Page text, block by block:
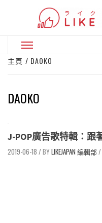
Primary
Menu
主頁 DAOKO
DAOKO
J-POP廣告歌特輯：跟
2019-06-18 / LIKEJAPAN 編輯部/